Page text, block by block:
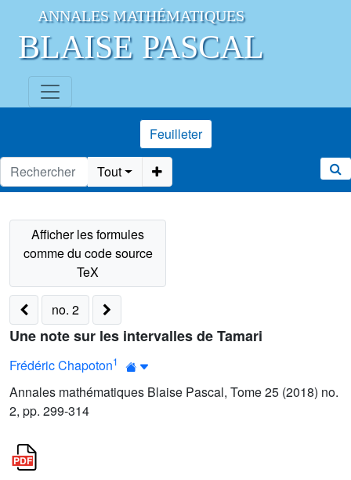
ANNALES MATHÉMATIQUES
BLAISE PASCAL
Feuilleter
Tout
no. 2
Une note sur les intervalles de Tamari
Frédéric Chapoton1
Annales mathématiques Blaise Pascal, Tome 25 (2018) no.
2, pp. 299-314